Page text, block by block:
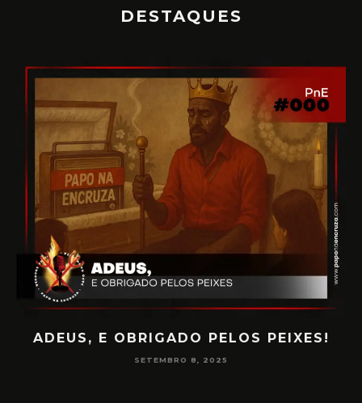
DESTAQUES
ADEUS, E OBRIGADO PELOS PEIXES!
SETEMBRO 8, 2025